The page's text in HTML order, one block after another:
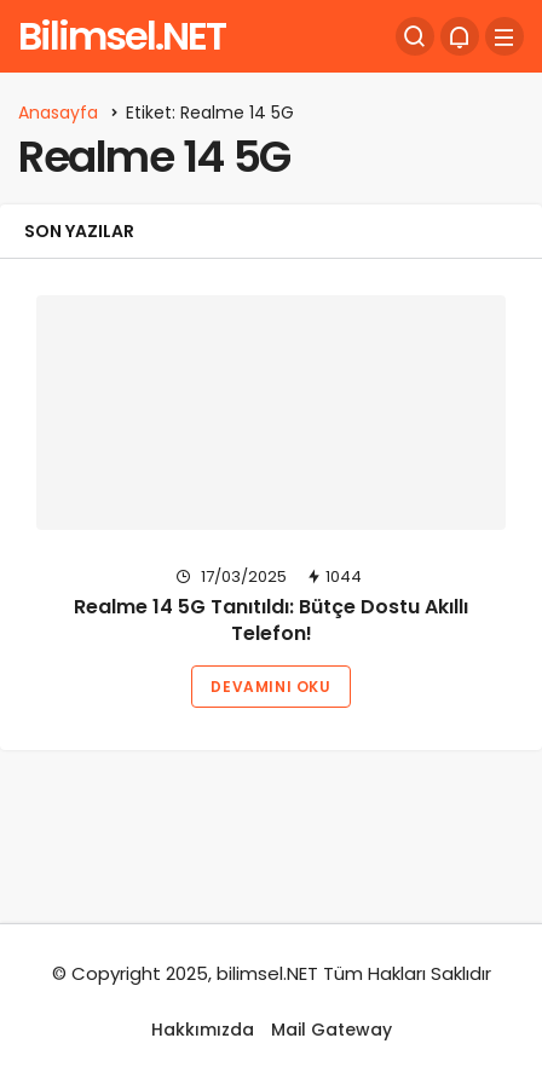
Bilimsel.NET
Anasayfa Etiket: Realme 14 5G
Realme 14 5G
SON YAZILAR
17/03/2025 1044
Realme 14 5G Tanıtıldı: Bütçe Dostu Akıllı
Telefon!
DEVAMINI OKU
© Copyright 2025, bilimsel.NET Tüm Hakları Saklıdır
Hakkımızda Mail Gateway